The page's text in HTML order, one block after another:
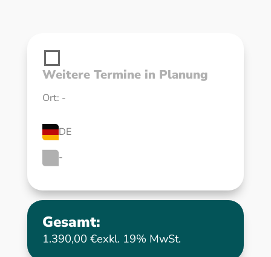
Weitere Termine in Planung
Ort: -
DE
-
Gesamt:
1.390,00 €exkl. 19% MwSt.